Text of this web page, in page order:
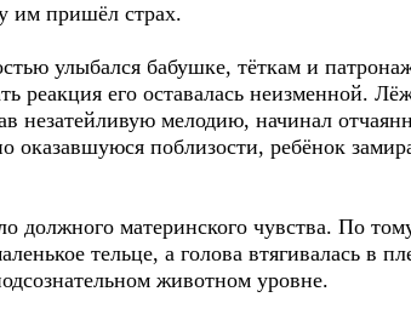
им пришёл страх.
улыбался бабушке, тёткам и
реакция его оставалась неизменной.
незатейливую мелодию, начинал
оказавшуюся поблизости, ребёнок
должного материнского чувства. По
тельце, а голова втягивалась в
животном уровне.